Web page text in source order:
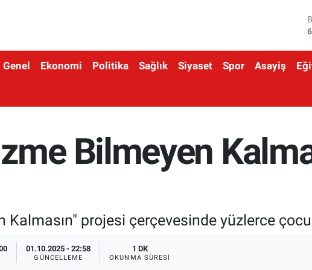
Genel Ekonomi Politika Sağlık Siyaset Spor Asayiş
Bilmeyen
Kalmasın" projesi çerçevesinde yüzlerce
01.10.2025 - 22:58
GÜNCELLEME
1 DK
OKUNMA SÜRESI